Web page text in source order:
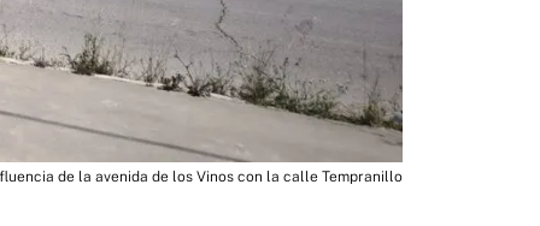
de la avenida de los Vinos con la calle Tempranillo